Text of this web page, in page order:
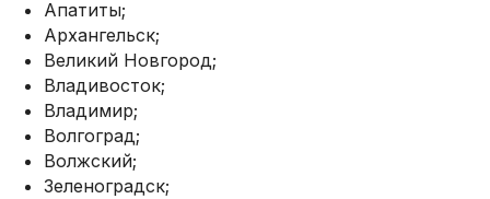
Апатиты;
Архангельск;
Великий Новгород;
Владивосток;
Владимир;
Волгоград;
Волжский;
Зеленоградск;